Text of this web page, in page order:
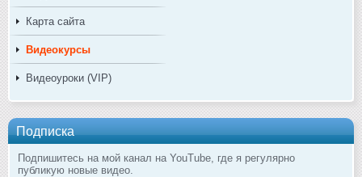
Карта сайта
Видеокурсы
Видеоуроки (VIP)
Подписка
Подпишитесь на мой канал на YouTube, где я регулярно
публикую новые видео.